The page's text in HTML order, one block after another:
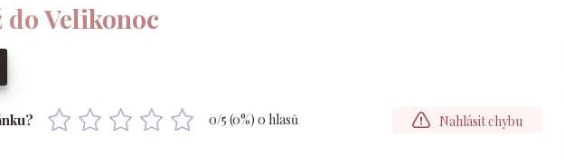
do Velikonoc
0/5 (0%) 0 hlasů Nahlásit chybu